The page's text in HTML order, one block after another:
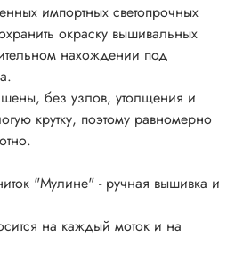
импортных светопрочных
окраску вышивальных
нахождении под
без узлов, утолщения и
крутку, поэтому равномерно
"Мулине" - ручная вышивка и
на каждый моток и на